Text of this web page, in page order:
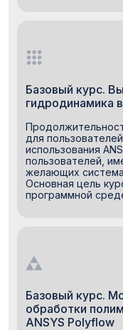
Базовый курс.
гидродинамика
для
использования
пользователей,
желающих
Основная цель
программной
Базовый курс.
обработки
ANSYS Polyflow